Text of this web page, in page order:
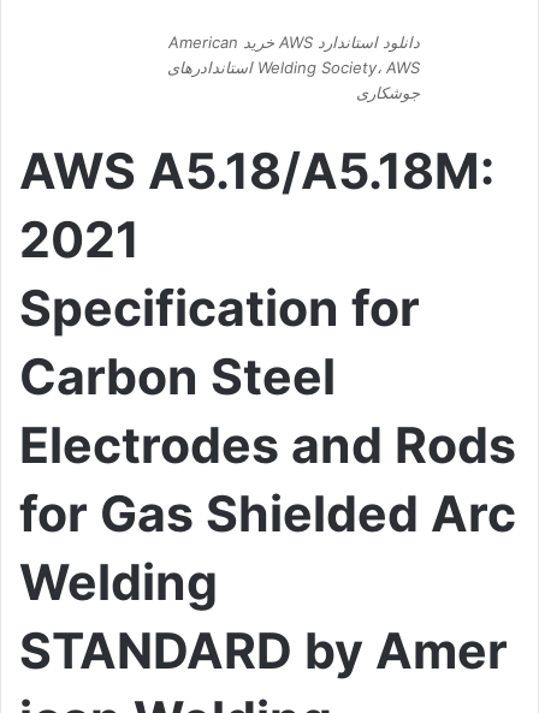
دانلود استاندارد AWS خرید American
Welding Society، AWS استاندادرهای
جوشکاری
AWS A5.18/A5.18M:
2021
Specification for
Carbon Steel
Electrodes and Rods
for Gas Shielded Arc
Welding
STANDARD by Amer